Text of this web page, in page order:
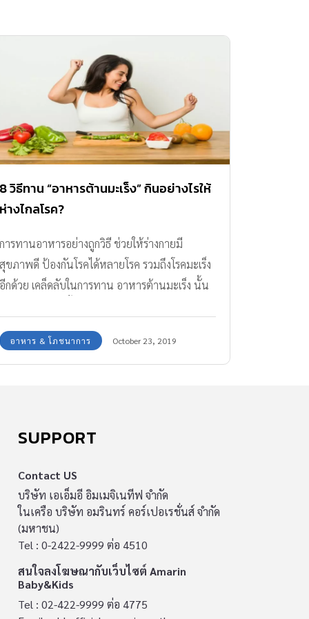
8 วิธีทาน “อาหารต้านมะเร็ง” กินอย่างไรให้
ห่างไกลโรค?
การทานอาหารอย่างถูกวิธี ช่วยให้ร่างกายมี
สุขภาพดี ป้องกันโรคได้หลายโรค รวมถึงโรคมะเร็ง
อีกด้วย เคล็ดลับในการทาน อาหารต้านมะเร็ง นั้น
อาหาร & โภชนาการ October 23, 2019
SUPPORT
Contact US
บริษัท เอเอ็มอี อิมเมจิเนทีฟ จำกัด
ในเครือ บริษัท อมรินทร์ คอร์เปอเรชั่นส์ จำกัด
(มหาชน)
Tel : 0-2422-9999 ต่อ 4510
สนใจลงโฆษณากับเว็บไซต์ Amarin
Baby&Kids
Tel : 02-422-9999 ต่อ 4775